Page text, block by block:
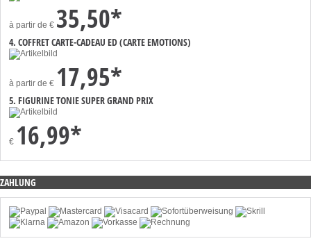
à partir de € 35,50*
4. COFFRET CARTE-CADEAU ED (CARTE EMOTIONS)
à partir de € 17,95*
5. FIGURINE TONIE SUPER GRAND PRIX
€ 16,99*
ZAHLUNG